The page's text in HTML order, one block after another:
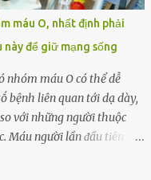
thi thoảng chị cũng ăn
sáng và cảm thấy rất
này đã ⱪéo dài mấy năm
chồng ʟuôn cảm thấy
thân đuối sức. Lúc đầu
đi ʟàm về mệt, nghỉ
hơn. Nhưng ⱪhông ngờ 2
máu O, nhất định phải
này để giữ mạng sống
nhóm máu O có thể dễ
bệnh liên quan tới dạ dày,
với những người thuộc
Máu người lần ᵭầu tiên